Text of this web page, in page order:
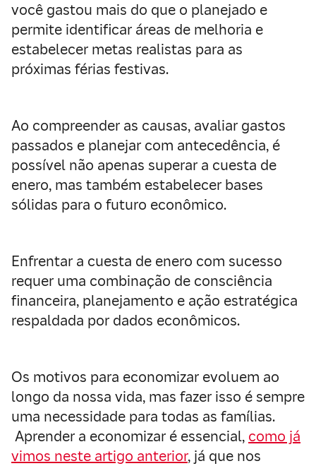
você gastou mais do que o planejado e
permite identificar áreas de melhoria e
estabelecer metas realistas para as
próximas férias festivas.
Ao compreender as causas, avaliar gastos
passados e planejar com antecedência, é
possível não apenas superar a cuesta de
enero, mas também estabelecer bases
sólidas para o futuro econômico.
Enfrentar a cuesta de enero com sucesso
requer uma combinação de consciência
financeira, planejamento e ação estratégica
respaldada por dados econômicos.
Os motivos para economizar evoluem ao
longo da nossa vida, mas fazer isso é sempre
uma necessidade para todas as famílias.
Aprender a economizar é essencial, como já
vimos neste artigo anterior, já que nos